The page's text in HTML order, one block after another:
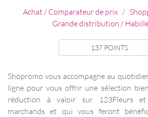
Achat / Comparateur de prix/
Grande distribution /
137 POINTS
Shopromo vous accompagne au
ligne pour vous offrir une sélection
réduction à valoir sur 123Fleurs
marchands et qui vous feront